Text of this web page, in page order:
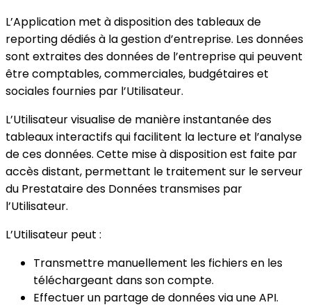
L’Application met à disposition des tableaux de
reporting dédiés à la gestion d’entreprise. Les données
sont extraites des données de l’entreprise qui peuvent
être comptables, commerciales, budgétaires et
sociales fournies par l’Utilisateur.
L’Utilisateur visualise de manière instantanée des
tableaux interactifs qui facilitent la lecture et l’analyse
de ces données. Cette mise à disposition est faite par
accès distant, permettant le traitement sur le serveur
du Prestataire des Données transmises par
l’Utilisateur.
L’Utilisateur peut :
Transmettre manuellement les fichiers en les
téléchargeant dans son compte.
Effectuer un partage de données via une API.